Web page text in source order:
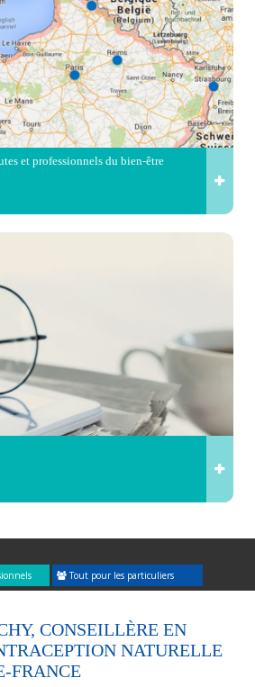
et professionnels du bien-être
Tout pour les particuliers
CONSEILLÈRE EN
NATURELLE
FRANCE